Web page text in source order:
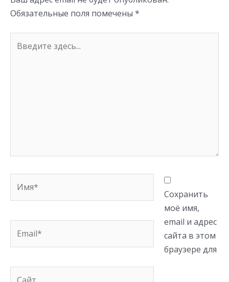
ki
Обязательные поля помечены *
здесь...
Сохранить
моё имя,
email и адрес
сайта в этом
браузере для